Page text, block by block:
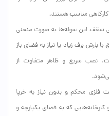
کارگاهی مناسب هستند.
سقف این سوله‌ها به صورت منحنی
بارش برف زیاد یا نیاز به فضای باز
نصب سریع و ظاهر متفاوت از
فلزی محکم و بدون نیاز به خرپا
کارخانه‌هایی که به فضای یکپارچه و